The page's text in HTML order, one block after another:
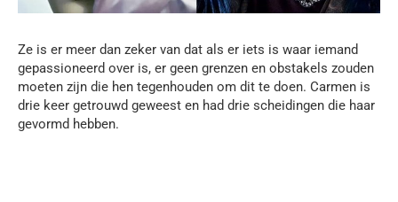
Ze is er meer dan zeker van dat als er iets is waar iemand
gepassioneerd over is, er geen grenzen en obstakels zouden
moeten zijn die hen tegenhouden om dit te doen. Carmen is
drie keer getrouwd geweest en had drie scheidingen die haar
gevormd hebben.